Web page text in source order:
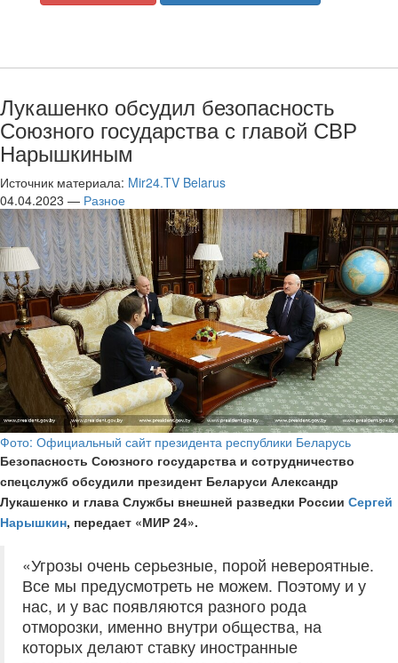
Лукашенко обсудил безопасность
Союзного государства с главой СВР
Нарышкиным
Источник материала: Mir24.TV Belarus
04.04.2023 — Разное
Фото: Официальный сайт президента республики Беларусь
Безопасность Союзного государства и сотрудничество
спецслужб обсудили президент Беларуси Александр
Лукашенко и глава Службы внешней разведки России Сергей
Нарышкин, передает «МИР 24».
«Угрозы очень серьезные, порой невероятные.
Все мы предусмотреть не можем. Поэтому и у
нас, и у вас появляются разного рода
отморозки, именно внутри общества, на
которых делают ставку иностранные